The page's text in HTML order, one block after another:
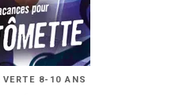
VERTE 8-10 ANS